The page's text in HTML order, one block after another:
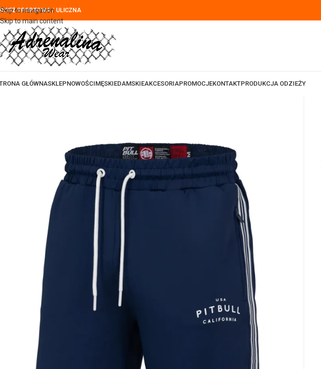
Skip to navigation
Skip to main content
SPORTOWA / ULICZNA
GŁÓWNASKLEPNOWOŚCIMĘSKIEDAMSKIEAKCESORIAPROMOCJEKONTAKTPRODUKCJA ODZIEŻY